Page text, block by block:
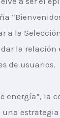
a la
la relación
de usuarios.
energía”, la